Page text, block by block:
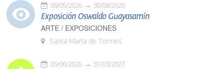
08/05/2026 30/08/2026
Exposición Oswaldo Guayasamín
ARTE / EXPOSICIONES
Santa Marta de Tormes
05/06/2026 31/03/2027